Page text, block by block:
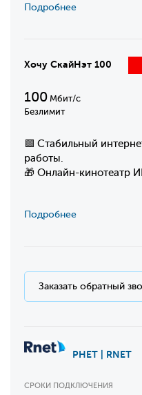
Подробнее
Хочу СкайНэт 100
100 Мбит/с
Безлимит
🟩 Стабильный
работы.
🎁 Онлайн-кинотеатр
Подробнее
Заказать обратный
РНЕТ | RNET
СРОКИ ПОДКЛЮЧЕНИЯ